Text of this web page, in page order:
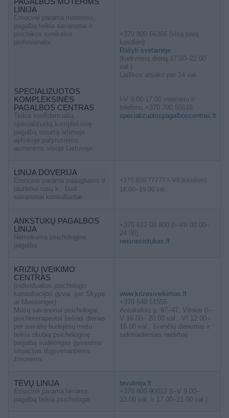
LINIJA
Emocinė parama moterims,
pagalbą teikia savanoriai ir
psichikos sveikatos
profesionalai
SPECIALIZUOTOS
KOMPLEKSINĖS
PAGALBOS CENTRAS
Teikia konfidencialią,
specializuotą kompleksinę
pagalbą smurtą artimoje
aplinkoje patyrusiems
asmenims visoje Lietuvoje.
+370 800 66366 (visą parą
kasdien)
Rašyti svetainėje
(kiekvieną dieną 17.00–22.00
val.)
Laiškus atsako per 24 val.
I-V 8.00-17.00 internetu ir
telefonu +370 700 55516
specializuotospagalboscentras.lt
LINIJA DOVERIJA
Emocinė parama paaugliams ir
jaunimui rusų k., budi
savanoriai konsultantai
+370 800 77277 I–VII (kasdien)
16.00–19.00 val.
ANKSTUKŲ PAGALBOS
LINIJA
Nemokama psichologinė
pagalba
+370 612 03 800 (I–VII 00:00–
24:00)
neisnesiotukas.lt
KRIZIŲ ĮVEIKIMO
CENTRAS
(individualios psichologo
konsultacijos gyvai, per Skype
ar Messenger)
Mūsų savanoriai psichologai,
psichoterapeutai šešias dienas
per savaitę budėjimų metu
teikia skubią psichologinę
pagalbą sudėtingas gyvenimo
situacijas išgyvenantiems
žmonėms
www.krizesiveikimas.lt
+370 640 51555
Antakalnio g. 97–47, Vilnius (I–
V 16.00– 20.00 val., VI 12.00–
16.00 val., švenčių dienomis ir
sekmadieniais nedirba)
TĖVŲ LINIJA
Emocinė parama tėvams,
pagalbą teikia psichologai
tevulinija.lt
+370 800 90012 (I–V 9.00–
13.00 val. ir 17.00–21.00 val.)